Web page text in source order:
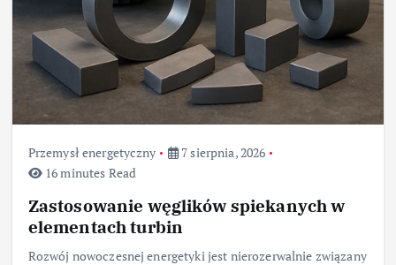
Przemysł energetyczny
7 sierpnia, 2026
16 minutes Read
Zastosowanie węglików spiekanych w
elementach turbin
Rozwój nowoczesnej energetyki jest nierozerwalnie związany